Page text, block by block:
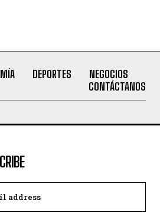
DEPORTES
NEGOCIOS
CONTÁCTANOS